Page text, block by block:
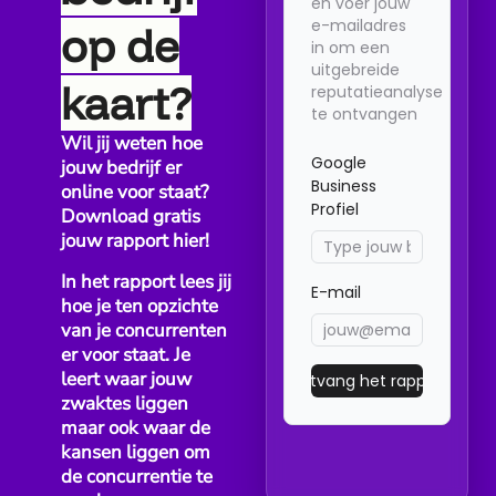
Waarom doorlopend om reviews vragen beter werkt dan...
BEDRIJFSBEHEER BEDRIJFSGROEI BEDRIJFSMARKETING
Wanneer is TikToon interessant voor
kleine bedrijven?
Voor veel kleine bedrijven zijn Google reviews belangrijk,...
op de
kaart?
Wil jij weten hoe
jouw bedrijf er
online voor staat?
Download gratis
jouw rapport hier!
In het rapport lees jij
hoe je ten opzichte
van je concurrenten
er voor staat. Je
leert waar jouw
zwaktes liggen
maar ook waar de
kansen liggen om
de concurrentie te